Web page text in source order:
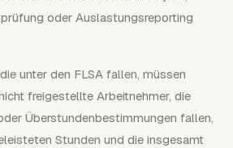
oder Auslastungsreporting
unter den FLSA fallen, müssen
freigestellte Arbeitnehmer, die
Überstundenbestimmungen fallen,
Stunden und die insgesamt